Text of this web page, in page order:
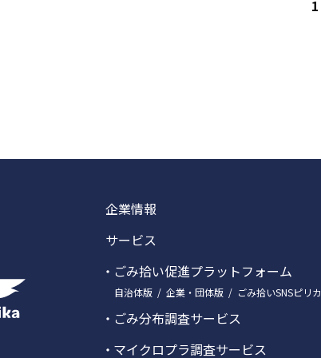
1
企業情報
サービス
ごみ拾い促進プラットフォーム
自治体版 企業・団体版 ごみ拾いSNSピリカ
ごみ分布調査サービス
マイクロプラ調査サービス